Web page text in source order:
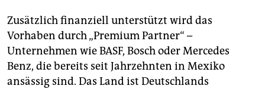
Zusätzlich finanziell unterstützt wird das
Vorhaben durch „Premium Partner“ –
Unternehmen wie BASF, Bosch oder Mercedes
Benz, die bereits seit Jahrzehnten in Mexiko
ansässig sind. Das Land ist Deutschlands